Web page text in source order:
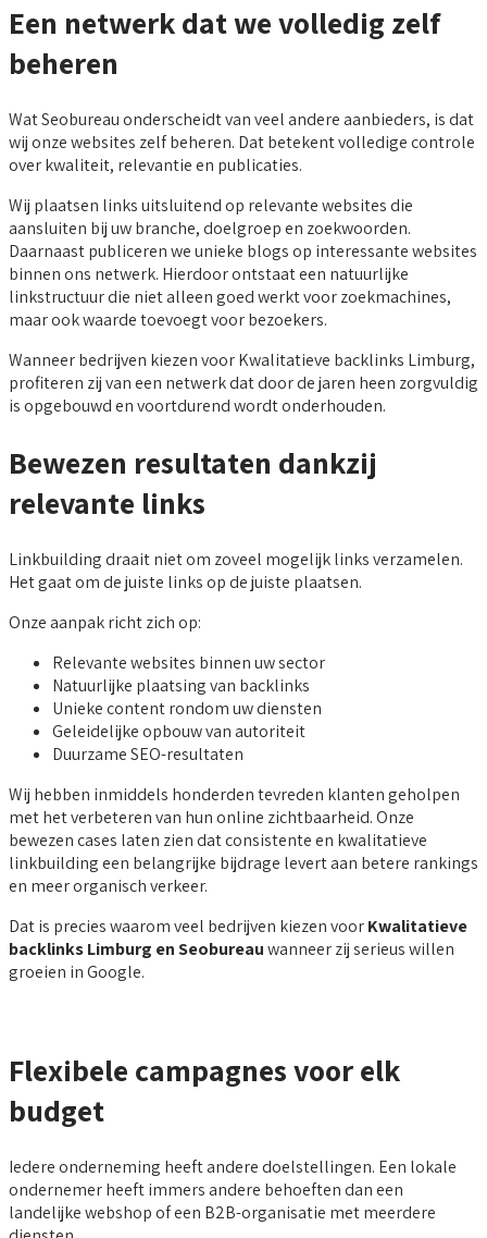
Een netwerk dat we volledig zelf
beheren
Wat Seobureau onderscheidt van veel andere aanbieders, is dat
wij onze websites zelf beheren. Dat betekent volledige controle
over kwaliteit, relevantie en publicaties.
Wij plaatsen links uitsluitend op relevante websites die
aansluiten bij uw branche, doelgroep en zoekwoorden.
Daarnaast publiceren we unieke blogs op interessante websites
binnen ons netwerk. Hierdoor ontstaat een natuurlijke
linkstructuur die niet alleen goed werkt voor zoekmachines,
maar ook waarde toevoegt voor bezoekers.
Wanneer bedrijven kiezen voor Kwalitatieve backlinks Limburg,
profiteren zij van een netwerk dat door de jaren heen zorgvuldig
is opgebouwd en voortdurend wordt onderhouden.
Bewezen resultaten dankzij
relevante links
Linkbuilding draait niet om zoveel mogelijk links verzamelen.
Het gaat om de juiste links op de juiste plaatsen.
Onze aanpak richt zich op:
Relevante websites binnen uw sector
Natuurlijke plaatsing van backlinks
Unieke content rondom uw diensten
Geleidelijke opbouw van autoriteit
Duurzame SEO-resultaten
Wij hebben inmiddels honderden tevreden klanten geholpen
met het verbeteren van hun online zichtbaarheid. Onze
bewezen cases laten zien dat consistente en kwalitatieve
linkbuilding een belangrijke bijdrage levert aan betere rankings
en meer organisch verkeer.
Dat is precies waarom veel bedrijven kiezen voorKwalitatieve
backlinks Limburg en Seobureauwanneer zij serieus willen
groeien in Google.
Flexibele campagnes voor elk
budget
Iedere onderneming heeft andere doelstellingen. Een lokale
ondernemer heeft immers andere behoeften dan een
landelijke webshop of een B2B-organisatie met meerdere